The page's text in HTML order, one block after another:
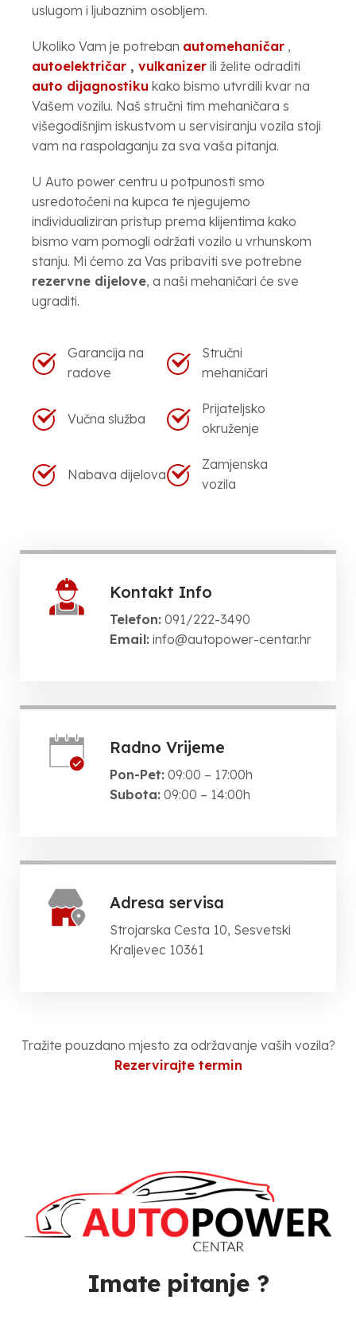
uslugom i ljubaznim osobljem.
Ukoliko Vam je potreban automehaničar ,
autoelektričar , vulkanizer ili želite odraditi
auto dijagnostiku kako bismo utvrdili kvar na
Vašem vozilu. Naš stručni tim mehaničara s
višegodišnjim iskustvom u servisiranju vozila stoji
vam na raspolaganju za sva vaša pitanja.
U Auto power centru u potpunosti smo
usredotočeni na kupca te njegujemo
individualiziran pristup prema klijentima kako
bismo vam pomogli održati vozilo u vrhunskom
stanju. Mi ćemo za Vas pribaviti sve potrebne
rezervne dijelove, a naši mehaničari će sve
ugraditi.
Garancija na
radove
Stručni
mehaničari
Vučna služba
Prijateljsko
okruženje
Nabava dijelova
Zamjenska
vozila
Kontakt Info
Telefon: 091/222-3490
Email: info@autopower-centar.hr
Radno Vrijeme
Pon-Pet: 09:00 – 17:00h
Subota: 09:00 – 14:00h
Adresa servisa
Strojarska Cesta 10, Sesvetski
Kraljevec 10361
Tražite pouzdano mjesto za održavanje vaših vozila?
Rezervirajte termin
Imate pitanje ?